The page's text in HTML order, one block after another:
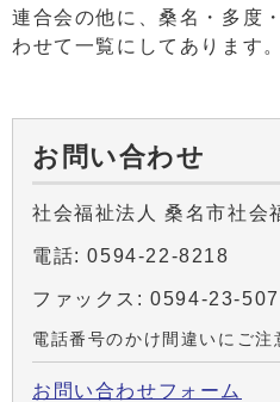
連合会の他に、桑名・多度
わせて一覧にしてあります。
お問い合わせ
社会福祉法人 桑名市社会
電話: 0594-22-8218
ファックス: 0594-23-
電話番号のかけ間違いにご注
お問い合わせフォーム